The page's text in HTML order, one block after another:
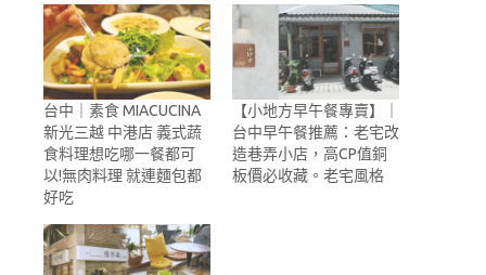
台中｜素食 MIACUCINA
新光三越 中港店 義式蔬
食料理想吃哪一餐都可
以!無肉料理 就連麵包都
好吃
【小地方早午餐專賣】｜
台中早午餐推薦：老宅改
造巷弄小店，高CP值銅
板價必收藏。老宅風格